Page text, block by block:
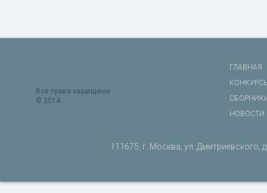
Все права защищены
© 2014
ГЛАВНАЯ
НОВОСТИ
111675, г. Москва, ул. Дмитриевского,